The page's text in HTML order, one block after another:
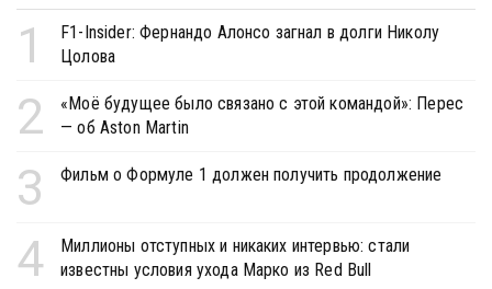
1
F1-Insider: Фернандо Алонсо загнал в долги Николу
Цолова
2
«Моё будущее было связано с этой командой»: Перес
— об Aston Martin
3 Фильм о Формуле 1 должен получить продолжение
4
Миллионы отступных и никаких интервью: стали
известны условия ухода Марко из Red Bull